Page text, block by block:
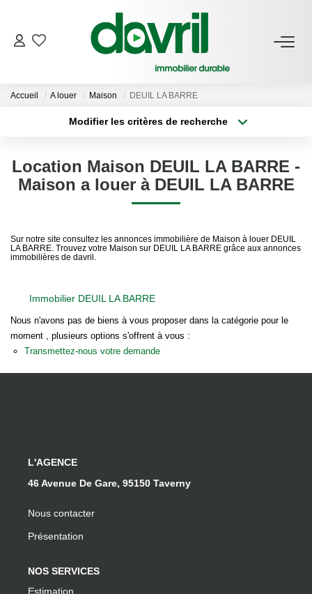
NOS BIENS
Gérés À Vendre
GESTION LOCATIVE
Qui Sommes-Nous
Notre Équipe
Nos Actualités
Accueil A louer Maison DEUIL LA BARRE
Modifier les critères de recherche
Sélectionnez...
Type de bien
Surface min
Créer une alerte
Location Maison DEUIL LA BARRE -
Maison a louer à DEUIL LA BARRE
Sur notre site consultez les annonces immobilière de Maison à louer DEUIL
LA BARRE. Trouvez votre Maison sur DEUIL LA BARRE grâce aux annonces
immobilières de davril.
Immobilier DEUIL LA BARRE
Nous n'avons pas de biens à vous proposer dans la catégorie pour le
moment , plusieurs options s'offrent à vous :
Transmettez-nous votre demande
L'AGENCE
46 Avenue De Gare, 95150 Taverny
Nous contacter
Présentation
NOS SERVICES
Estimation